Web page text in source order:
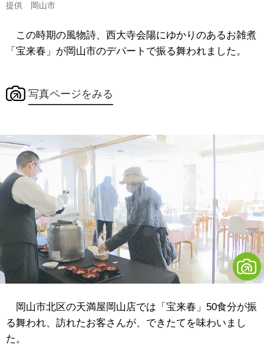
提供 岡山市
この時期の風物詩、西大寺会陽にゆかりのあるお雑煮
「宝来春」が岡山市のデパートで振る舞われました。
写真ページをみる
岡山市北区の天満屋岡山店では「宝来春」50食分が振
る舞われ、訪れたお客さんが、できたてを味わいまし
た。